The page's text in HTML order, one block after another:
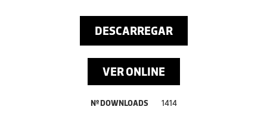
DESCARREGAR
VER ONLINE
Nº DOWNLOADS 1414